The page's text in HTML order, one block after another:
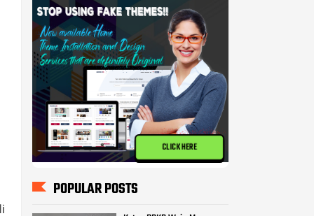
CLICK HERE
POPULAR POSTS
Ketua BPKP Wajo,Memo
Walsus Bupati Di Duga
Mencederai Pemerintahan
Pammase.
BPKP Harap KPK Turun
Milyaran di Kabupatan Wajo